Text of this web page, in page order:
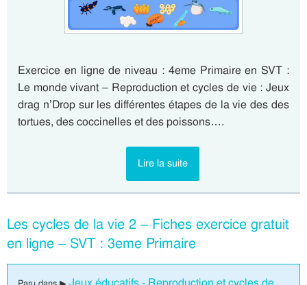
Exercice en ligne de niveau : 4eme Primaire en SVT :
Le monde vivant – Reproduction et cycles de vie : Jeux
drag n’Drop sur les différentes étapes de la vie des des
tortues, des coccinelles et des poissons….
Lire la suite
Les cycles de la vie 2 – Fiches exercice gratuit
en ligne – SVT : 3eme Primaire